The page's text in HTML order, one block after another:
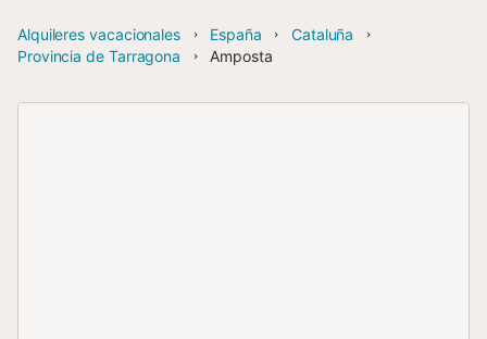
Alquileres vacacionales España
Cataluña
Provincia de Tarragona
Amposta